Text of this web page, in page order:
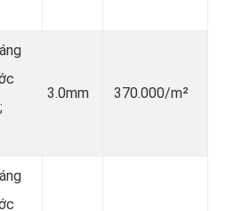
3.0mm 370.000/m²